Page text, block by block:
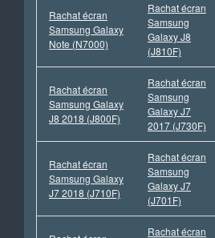
Rachat écran
Samsung Galaxy
Note (N7000)
Rachat écran
Samsung
Galaxy J8
(J810F)
Rachat écran
Samsung Galaxy
J8 2018 (J800F)
Rachat écran
Samsung
Galaxy J7
2017 (J730F)
Rachat écran
Samsung Galaxy
J7 2018 (J710F)
Rachat écran
Samsung
Galaxy J7
(J701F)
Rachat écran